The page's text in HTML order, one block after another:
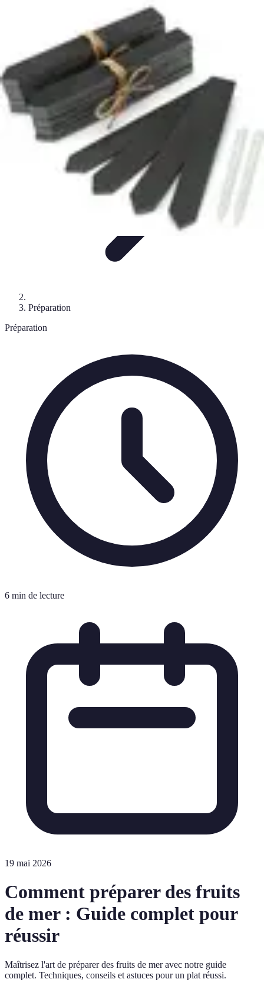
Astuces et conseils
Santé et Nutrition Choix des Fruits de Mer
Guide Fruits de Mer
Préparation
Préparation
6 min de lecture
19 mai 2026
Comment préparer des fruits
de mer : Guide complet pour
réussir
Maîtrisez l'art de préparer des fruits de mer avec notre guide
complet. Techniques, conseils et astuces pour un plat réussi.